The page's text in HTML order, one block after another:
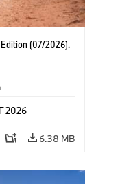
(07/2026).
2026
6.38 MB